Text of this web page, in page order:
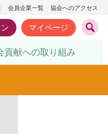
会員企業一覧 協会へのアクセス
マイページ
貢献への取り組み